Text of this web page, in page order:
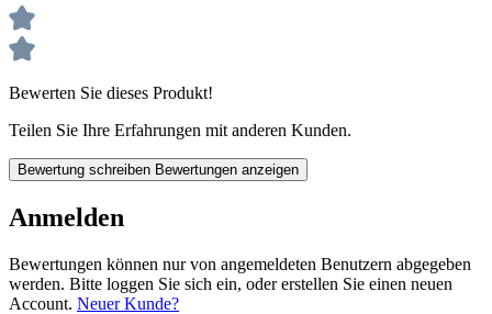
Bewerten Sie dieses Produkt!
Teilen Sie Ihre Erfahrungen mit anderen Kunden.
Bewertung schreiben Bewertungen anzeigen
Anmelden
Bewertungen können nur von angemeldeten Benutzern abgegeben
werden. Bitte loggen Sie sich ein, oder erstellen Sie einen neuen
Account. Neuer Kunde?